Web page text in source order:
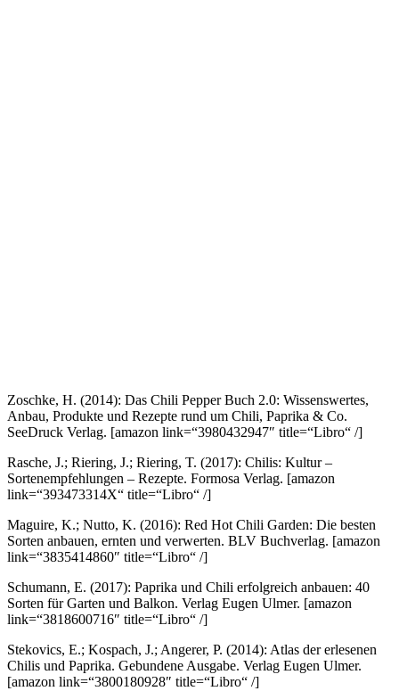
Zoschke, H. (2014): Das Chili Pepper Buch 2.0: Wissenswertes,
Anbau, Produkte und Rezepte rund um Chili, Paprika & Co.
SeeDruck Verlag. [amazon link=“3980432947″ title=“Libro“ /]
Rasche, J.; Riering, J.; Riering, T. (2017): Chilis: Kultur –
Sortenempfehlungen – Rezepte. Formosa Verlag. [amazon
link=“393473314X“ title=“Libro“ /]
Maguire, K.; Nutto, K. (2016): Red Hot Chili Garden: Die besten
Sorten anbauen, ernten und verwerten. BLV Buchverlag. [amazon
link=“3835414860″ title=“Libro“ /]
Schumann, E. (2017): Paprika und Chili erfolgreich anbauen: 40
Sorten für Garten und Balkon. Verlag Eugen Ulmer. [amazon
link=“3818600716″ title=“Libro“ /]
Stekovics, E.; Kospach, J.; Angerer, P. (2014): Atlas der erlesenen
Chilis und Paprika. Gebundene Ausgabe. Verlag Eugen Ulmer.
[amazon link=“3800180928″ title=“Libro“ /]